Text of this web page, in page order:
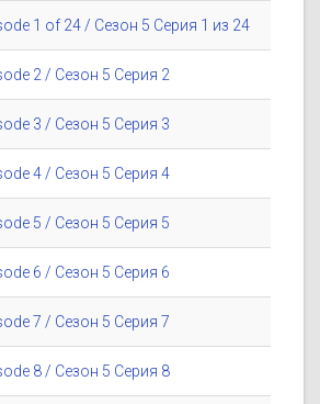
1 of 24 / Сезон 5 Серия 1 из 24
2 / Сезон 5 Серия 2
3 / Сезон 5 Серия 3
4 / Сезон 5 Серия 4
5 / Сезон 5 Серия 5
6 / Сезон 5 Серия 6
7 / Сезон 5 Серия 7
8 / Сезон 5 Серия 8